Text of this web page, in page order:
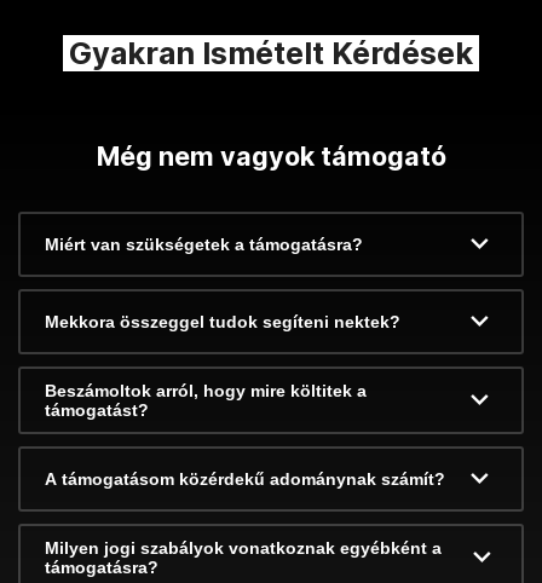
Gyakran Ismételt Kérdések
Még nem vagyok támogató
Miért van szükségetek a támogatásra?
Mekkora összeggel tudok segíteni nektek?
Beszámoltok arról, hogy mire költitek a
támogatást?
A támogatásom közérdekű adománynak számít?
Milyen jogi szabályok vonatkoznak egyébként a
támogatásra?